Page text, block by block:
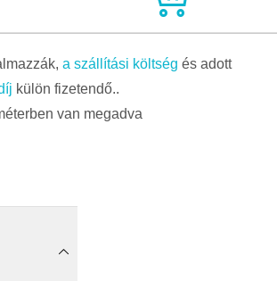
a szállítási költség és adott
külön fizetendő..
van megadva